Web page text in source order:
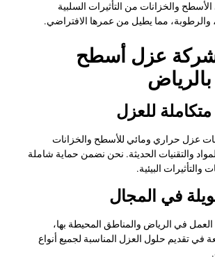
والخزانات من التأثيرات السلبية
والرطوبة، مما يطيل من عمرها الافتراضي.
عزل أسطح
عزل حراري ومائي للأسطح والخزانات
والتقنيات الحديثة. نحن نضمن حماية شاملة
والتأثيرات البيئية.
في الرياض والمناطق المحيطة بها،
في تقديم حلول العزل المناسبة لجميع أنواع